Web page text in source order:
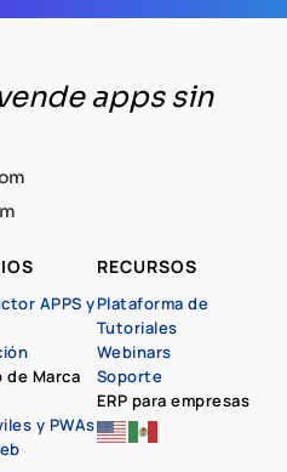
apps sin
APPS y
de Marca
y PWAs
RECURSOS
Plataforma de
Tutoriales
Webinars
Soporte
ERP para empresas